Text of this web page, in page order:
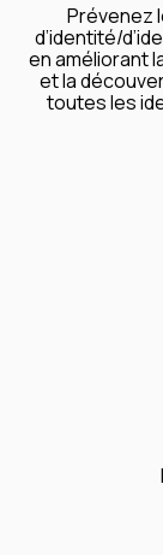
Prévenez
d’identité/
en améliorant
et la
toutes les